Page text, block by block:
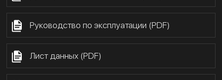
Руководство по эксплуатации (PDF)
Лист данных (PDF)